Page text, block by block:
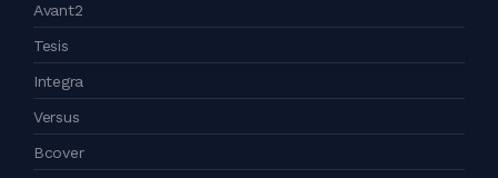
Avant2
Tesis
Integra
Versus
Bcover